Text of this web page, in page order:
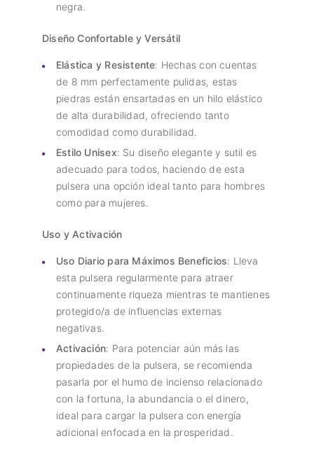
negra.
Diseño Confortable y Versátil
Elástica y Resistente: Hechas con cuentas
de 8 mm perfectamente pulidas, estas
piedras están ensartadas en un hilo elástico
de alta durabilidad, ofreciendo tanto
comodidad como durabilidad.
Estilo Unisex: Su diseño elegante y sutil es
adecuado para todos, haciendo de esta
pulsera una opción ideal tanto para hombres
como para mujeres.
Uso y Activación
Uso Diario para Máximos Beneficios: Lleva
esta pulsera regularmente para atraer
continuamente riqueza mientras te mantienes
protegido/a de influencias externas
negativas.
Activación: Para potenciar aún más las
propiedades de la pulsera, se recomienda
pasarla por el humo de incienso relacionado
con la fortuna, la abundancia o el dinero,
ideal para cargar la pulsera con energía
adicional enfocada en la prosperidad.